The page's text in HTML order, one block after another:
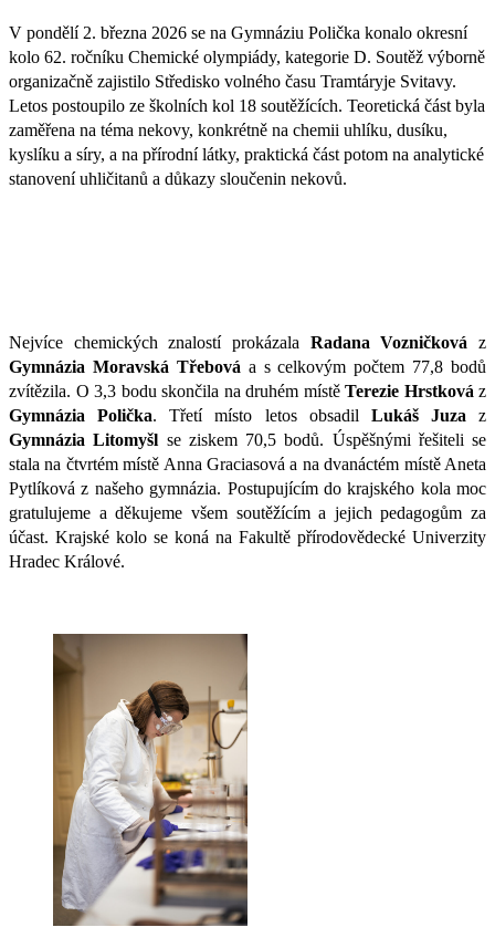
V pondělí 2. března 2026 se na Gymnáziu Polička konalo okresní
kolo 62. ročníku Chemické olympiády, kategorie D. Soutěž výborně
organizačně zajistilo Středisko volného času Tramtáryje Svitavy.
Letos postoupilo ze školních kol 18 soutěžících. Teoretická část byla
zaměřena na téma nekovy, konkrétně na chemii uhlíku, dusíku,
kyslíku a síry, a na přírodní látky, praktická část potom na analytické
stanovení uhličitanů a důkazy sloučenin nekovů.
Nejvíce chemických znalostí prokázala Radana Vozničková z
Gymnázia Moravská Třebová a s celkovým počtem 77,8 bodů
zvítězila. O 3,3 bodu skončila na druhém místě Terezie Hrstková z
Gymnázia Polička. Třetí místo letos obsadil Lukáš Juza z
Gymnázia Litomyšl se ziskem 70,5 bodů. Úspěšnými řešiteli se
stala na čtvrtém místě Anna Graciasová a na dvanáctém místě Aneta
Pytlíková z našeho gymnázia. Postupujícím do krajského kola moc
gratulujeme a děkujeme všem soutěžícím a jejich pedagogům za
účast. Krajské kolo se koná na Fakultě přírodovědecké Univerzity
Hradec Králové.